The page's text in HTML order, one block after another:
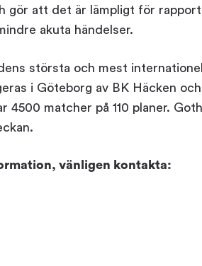
gör att det är lämpligt för
akuta händelser.
största och mest
i Göteborg av BK Häcken
4500 matcher på 110 planer.
vänligen kontakta: